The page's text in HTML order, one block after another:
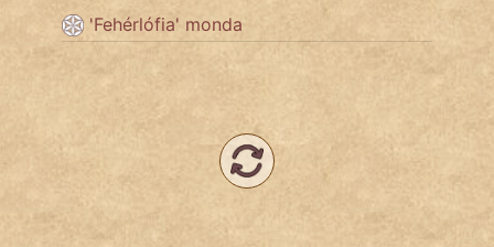
vörös ördög
pszichopati
'Fehérlófia' monda